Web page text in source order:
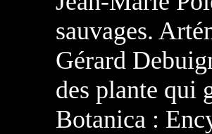
sauvages.
Gérard
des plante qui
Botanica :